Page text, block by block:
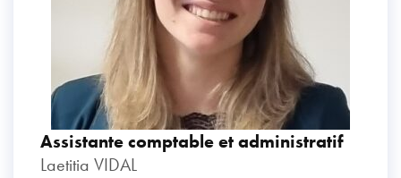
Assistante comptable et administratif
Laetitia VIDAL